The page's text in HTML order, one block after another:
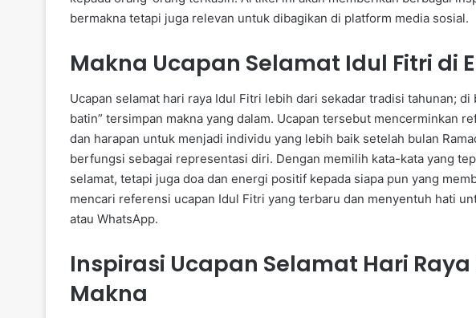
bermakna tetapi juga relevan untuk dibagikan di platform media sosial.
Makna Ucapan Selamat Idul Fitri di
Ucapan selamat hari raya Idul Fitri lebih dari sekadar tradisi tahunan; di
batin” tersimpan makna yang dalam. Ucapan tersebut mencerminkan
dan harapan untuk menjadi individu yang lebih baik setelah bulan
berfungsi sebagai representasi diri. Dengan memilih kata-kata yang
selamat, tetapi juga doa dan energi positif kepada siapa pun yang
mencari referensi ucapan Idul Fitri yang terbaru dan menyentuh hati
atau WhatsApp.
Inspirasi Ucapan Selamat Hari Raya
Makna